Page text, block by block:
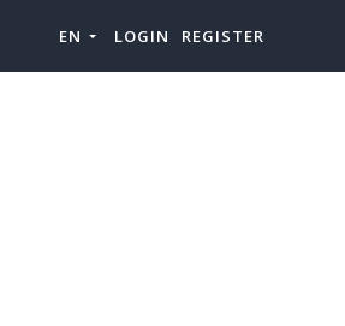
EN LOGIN REGISTER